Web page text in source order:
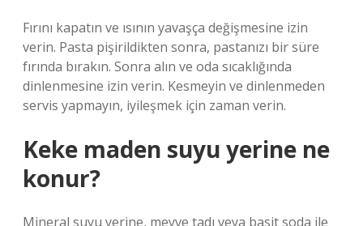
Fırını kapatın ve ısının yavaşça değişmesine izin
verin. Pasta pişirildikten sonra, pastanızı bir süre
fırında bırakın. Sonra alın ve oda sıcaklığında
dinlenmesine izin verin. Kesmeyin ve dinlenmeden
servis yapmayın, iyileşmek için zaman verin.
Keke maden suyu yerine ne
konur?
Mineral suyu yerine, meyve tadı veya basit soda ile